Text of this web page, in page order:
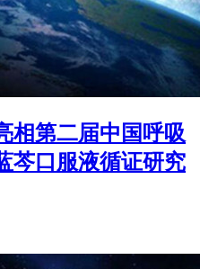
相第二届中国呼吸
芩口服液循证研究